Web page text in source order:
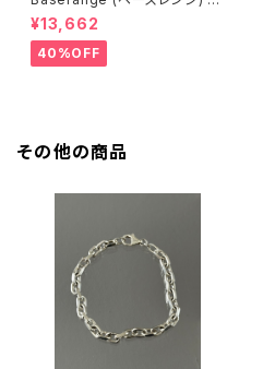
ABLE PANTS (MARBLE BRO
WN)
¥13,662
40%OFF
その他の商品